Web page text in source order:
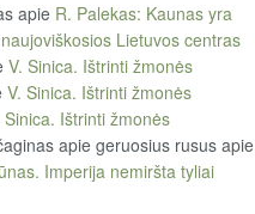
apie R. Palekas: Kaunas yra
Lietuvos centras
V. Sinica. Ištrinti žmonės
V. Sinica. Ištrinti žmonės
Sinica. Ištrinti žmonės
apie geruosius rusus apie
Imperija nemiršta tyliai